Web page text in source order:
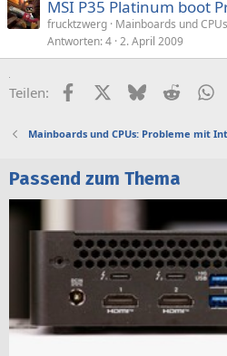
MSI P35 Platinum boot
frucktzwerg Mainboards und
Antworten 4 2. April 2009
Teilen: FacebookX (Twitter)
BlueskyReddit
Mainboards und CPUs: Probleme mit
Passend zum Thema